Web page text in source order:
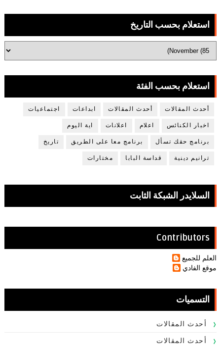
استعلام بحسب التاريخ
استعلام بحسب الفئة
أحدث المقالات أحدث المقالات ابداعات اجتماعيات
اخبار الكنائس اعلام اعلانات اية اليوم
برنامج حقك تسأل برنامج معا على الطريق تاريخ
ترانيم دينية قداسة البابا مختارات
السلايدر الشبكة الثابت
Contributors
العلم للجميع
موقع الفادي
التسميات
أحدث المقالات
أحدث المقالات